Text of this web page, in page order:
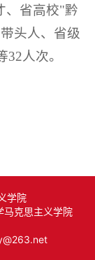
、省高校"黔
头人、省级
人次。
学院
马克思主义学院